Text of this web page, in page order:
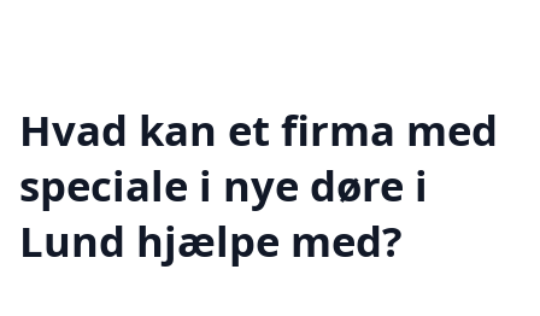
Hvad kan et firma med
speciale i nye døre i
Lund hjælpe med?